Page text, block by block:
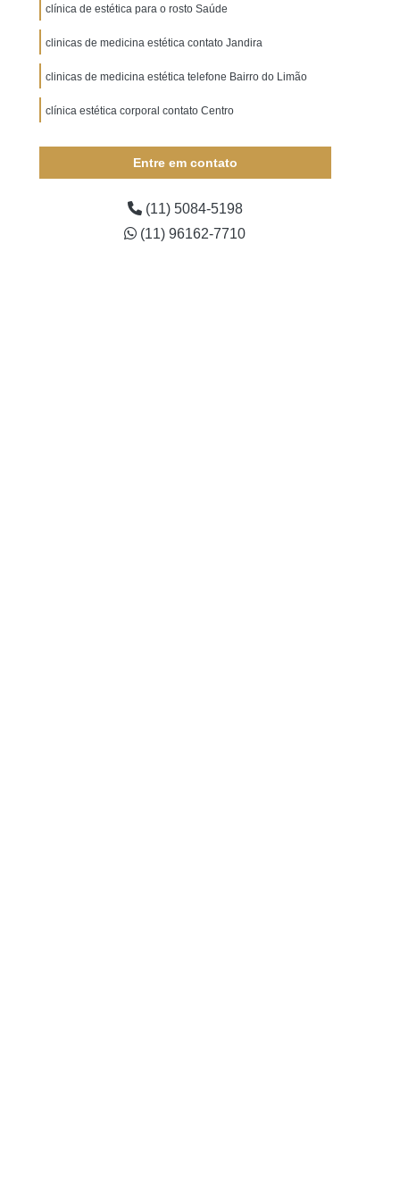
Botulínica para Suor
Testa
Aplicação da Toxina Botulínica
Toxina Botulínica ABC
em Linhas de Expressão
Botulínica em Rugas
Botulínica na Região dos Olhos
Botulínica nas Mãos
Botulínica no Pescoço
Botulínica para Espasticidade
Botulínica para Sudorese
Botulínica para Suor Excessivo
Sul
ABC
para Hidratação Profunda
para Limpeza de Pele
para Massagem Modeladora
para Massagem Relaxante
para Preenchimento
Tirar Manchas de Espinhas
Heccus
para Tirar Manchas da Pele
do Rosto
Mim
ácido Hialurônico
Hialurônico
clínica de estética para o rosto Saúde
clinicas de medicina estética contato Jandira
clinicas de medicina estética telefone Bairro do Limão
clínica estética corporal contato Centro
Entre em contato
(11) 5084-5198
(11) 96162-7710